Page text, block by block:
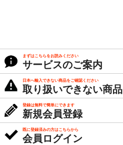
まずはこちらをお読みください
サービスのご案内
日本へ輸入できない商品をご確認ください
取り扱いできない商品
登録は無料で簡単にできます
新規会員登録
既に登録済みの方はこちらから
会員ログイン